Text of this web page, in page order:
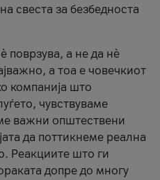
свеста за безбедноста
поврзува, а не да нè
а тоа е човечкиот
компанија што
чувствуваме
важни општествени
да поттикнеме реална
Реакциите што ги
допре до многу